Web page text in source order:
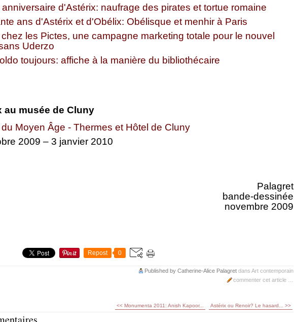
d'Astérix: naufrage des pirates et tortue romaine
ans d'Astérix et d'Obélix: Obélisque et menhir à Paris
les Pictes, une campagne marketing totale pour le nouvel
Uderzo
toujours: affiche à la manière du bibliothécaire
au musée de Cluny
Moyen Âge - Thermes et Hôtel de Cluny
2009 – 3 janvier 2010
Palagret
bande-dessinée
novembre 2009
Repost 0
Published by Catherine-Alice Palagret dans Art contemporain
commenter cet article
<< Monumenta 2011: Anish Kapoor... Astérix ou Renoir? Le hasard... >>